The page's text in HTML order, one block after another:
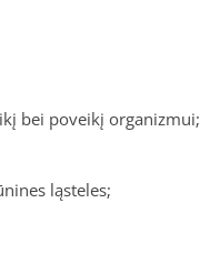
bei poveikį organizmui;
ląsteles;